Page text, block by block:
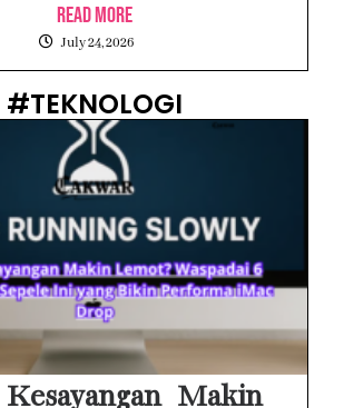
Read More
July 24, 2026
#TEKNOLOGI
Makin